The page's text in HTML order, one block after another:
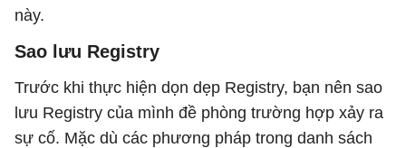
này.
Sao lưu Registry
Trước khi thực hiện dọn dẹp Registry, bạn nên sao
lưu Registry của mình đề phòng trường hợp xảy ra
sự cố. Mặc dù các phương pháp trong danh sách